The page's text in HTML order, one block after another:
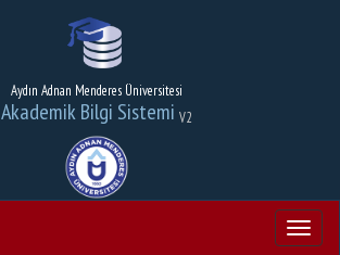
Aydın Adnan Menderes Üniversitesi
Akademik Bilgi Sistemi V2
Menu